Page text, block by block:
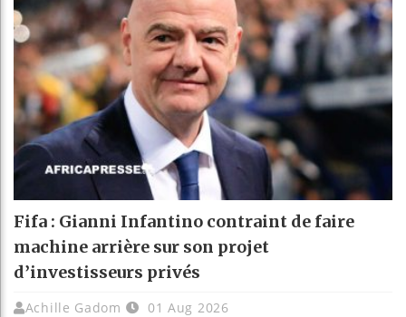
Fifa : Gianni Infantino contraint de faire
machine arrière sur son projet
d’investisseurs privés
Achille Gadom 01 Aug 2026